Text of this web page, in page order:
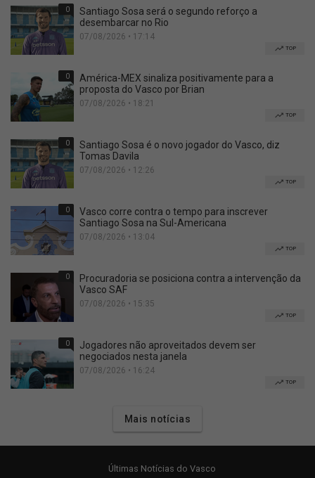
0
Santiago Sosa será o segundo reforço a
desembarcar no Rio
07/08/2026 • 17:14
TOP
0
América-MEX sinaliza positivamente para a
proposta do Vasco por Brian
07/08/2026 • 18:21
TOP
0
Santiago Sosa é o novo jogador do Vasco, diz
Tomas Davila
07/08/2026 • 12:26
TOP
0
Vasco corre contra o tempo para inscrever
Santiago Sosa na Sul-Americana
07/08/2026 • 13:04
TOP
0
Procuradoria se posiciona contra a intervenção da
Vasco SAF
07/08/2026 • 15:35
TOP
0
Jogadores não aproveitados devem ser
negociados nesta janela
07/08/2026 • 16:24
TOP
Mais notícias
Últimas Notícias do Vasco